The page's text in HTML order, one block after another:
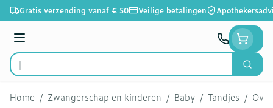
Ga naar de inhoud
Gratis verzending vanaf € 50 Veilige betalingen
Menu
Product, merk, categorie...
Zoek
Home / Zwangerschap en kinderen / Baby / Tandjes /